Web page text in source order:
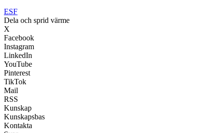
ESF
Dela och sprid värme
X
Facebook
Instagram
LinkedIn
YouTube
Pinterest
TikTok
Mail
RSS
Kunskap
Kunskapsbas
Kontakta